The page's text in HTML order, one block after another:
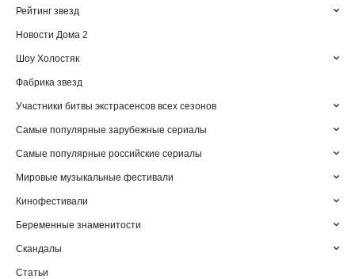
Рейтинг звезд
Новости Дома 2
Шоу Холостяк
Фабрика звезд
Участники битвы экстрасенсов всех сезонов
Самые популярные зарубежные сериалы
Самые популярные российские сериалы
Мировые музыкальные фестивали
Кинофестивали
Беременные знаменитости
Скандалы
Статьи